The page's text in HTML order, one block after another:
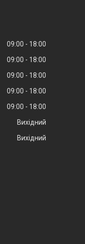
09:00
18:00
09:00
18:00
09:00
18:00
09:00
18:00
09:00
18:00
Вихідний
Вихідний